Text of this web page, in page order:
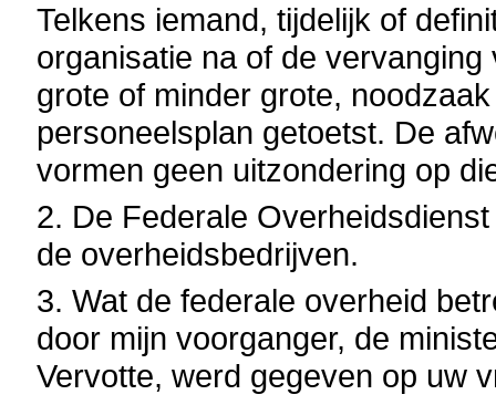
Telkens iemand, tijdelijk of
organisatie na of de
grote of minder grote,
personeelsplan getoetst. De
vormen geen uitzondering op
2. De Federale
de overheidsbedrijven.
3. Wat de federale overheid
door mijn voorganger, de
Vervotte, werd gegeven op uw